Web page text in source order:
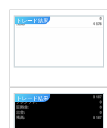
トレード結果
トレード結果